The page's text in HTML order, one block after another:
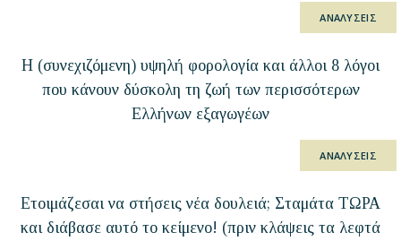
ΑΝΑΛΥΣΕΙΣ
Η (συνεχιζόμενη) υψηλή φορολογία και άλλοι 8 λόγοι
που κάνουν δύσκολη τη ζωή των περισσότερων
Ελλήνων εξαγωγέων
ΑΝΑΛΥΣΕΙΣ
Ετοιμάζεσαι να στήσεις νέα δουλειά; Σταμάτα ΤΩΡΑ
και διάβασε αυτό το κείμενο! (πριν κλάψεις τα λεφτά